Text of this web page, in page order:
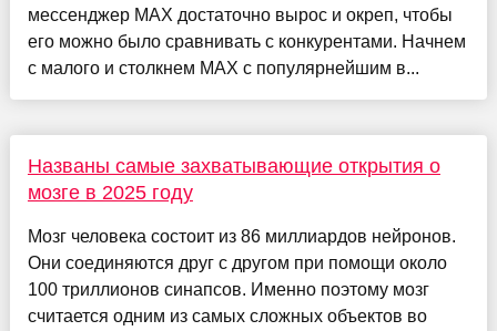
мессенджер MAX достаточно вырос и окреп, чтобы
его можно было сравнивать с конкурентами. Начнем
с малого и столкнем MAX с популярнейшим в...
Названы самые захватывающие открытия о
мозге в 2025 году
Мозг человека состоит из 86 миллиардов нейронов.
Они соединяются друг с другом при помощи около
100 триллионов синапсов. Именно поэтому мозг
считается одним из самых сложных объектов во